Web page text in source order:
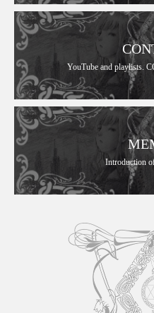
YouTube and playlists.
Introduction